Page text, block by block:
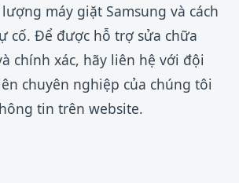
máy giặt Samsung và cách
cố. Để được hỗ trợ sửa chữa
chính xác, hãy liên hệ với đội
chuyên nghiệp của chúng tôi
tin trên website.